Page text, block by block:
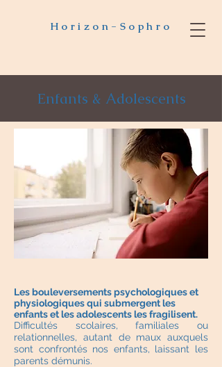
Horizon-Sophro
Enfants & Adolescents
​Les bouleversements psychologiques et
physiologiques qui submergent les
enfants et les adolescents les fragilisent.
Difficultés scolaires, familiales ou
relationnelles, autant de maux auxquels
sont confrontés nos enfants, laissant les
parents démunis.